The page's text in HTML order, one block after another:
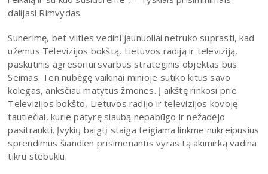
dalijasi Rimvydas.
Sunerimę, bet vilties vedini jaunuoliai netruko suprasti, kad
užėmus Televizijos bokštą, Lietuvos radiją ir televiziją,
paskutinis agresoriui svarbus strateginis objektas bus
Seimas. Ten nubėgę vaikinai minioje sutiko kitus savo
kolegas, anksčiau matytus žmones. Į aikštę rinkosi prie
Televizijos bokšto, Lietuvos radijo ir televizijos kovoję
tautiečiai, kurie patyrę siaubą nepabūgo ir nežadėjo
pasitraukti. Įvykių baigtį staiga teigiama linkme nukreipusius
sprendimus šiandien prisimenantis vyras tą akimirką vadina
tikru stebuklu.